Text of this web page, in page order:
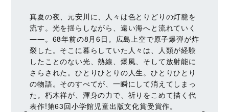
真夏の夜、元安川に、人々は色とりどりの灯籠を
流す。光を揺らしながら、遠い海へと流れていく
――。68年前の8月6日。広島上空で原子爆弾が炸
裂した。そこに暮らしていた人々は、人類が経験
したことのない光、熱線、爆風、そして放射能に
さらされた。ひとりひとりの人生。ひとりひとり
の物語。そのすべてが、一瞬にして消えてしまっ
た。朽木祥が、渾身の力で、祈りをこめて描く代
表作!第63回小学館児童出版文化賞受賞作。